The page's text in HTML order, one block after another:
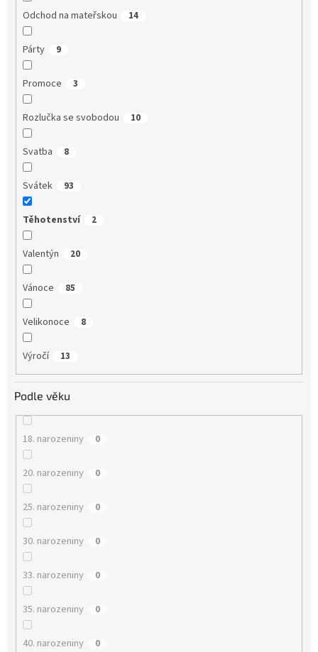
Odchod na mateřskou 14
Párty 9
Promoce 3
Rozlučka se svobodou 10
Svatba 8
Svátek 93
Těhotenství 2
Valentýn 20
Vánoce 85
Velikonoce 8
Výročí 13
Podle věku
18. narozeniny 0
20. narozeniny 0
25. narozeniny 0
30. narozeniny 0
33. narozeniny 0
35. narozeniny 0
40. narozeniny 0